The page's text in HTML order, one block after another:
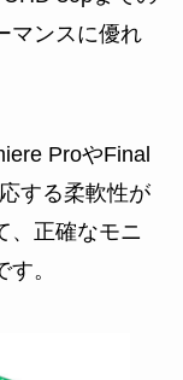
マンスに優れ
ProやFinal
する柔軟性が
、正確なモニ
。